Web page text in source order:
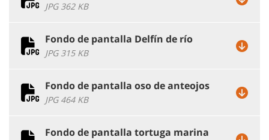
JPG 362 KB
Fondo de pantalla Delfín de río
JPG 315 KB
Fondo de pantalla oso de anteojos
JPG 464 KB
Fondo de pantalla tortuga marina